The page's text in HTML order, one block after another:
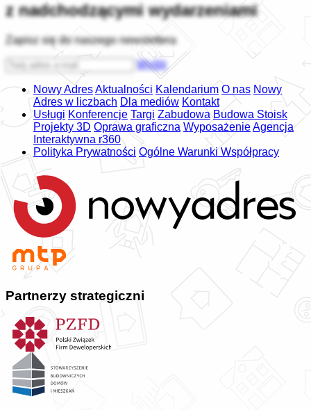
z nadchodzącymi wydarzeniami
Zapisz się do naszego newslettera
Wyślij
Nowy AdresAktualności Kalendarium O nas Nowy
Adres w liczbach Dla mediów Kontakt
Usługi Konferencje Targi Zabudowa Budowa Stoisk
Projekty 3D Oprawa graficzna WyposażenieAgencja
Interaktywna r360
Polityka Prywatności Ogólne Warunki Współpracy
Partnerzy strategiczni